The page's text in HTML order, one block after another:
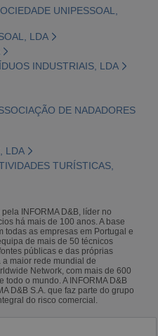
UNIPESSOAL,
LDA
INDUSTRIAIS, LDA
DE NADADORES
LDA
TURÍSTICAS,
INFORMA D&B, líder no
há mais de 100 anos. A base
todas as empresas em Portugal e
de mais de 50 técnicos
públicas e das próprias
maior rede mundial de
Network, com mais de 600
o mundo. A INFORMA D&B
D&B S.A. que faz parte do grupo
do risco comercial.